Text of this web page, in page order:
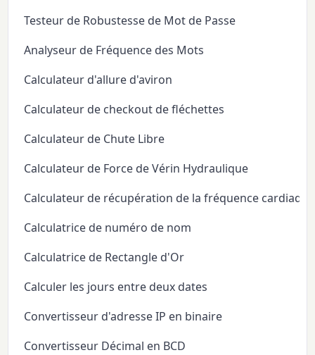
Testeur de Robustesse de Mot de Passe
Analyseur de Fréquence des Mots
Calculateur d'allure d'aviron
Calculateur de checkout de fléchettes
Calculateur de Chute Libre
Calculateur de Force de Vérin Hydraulique
Calculateur de récupération de la fréquence cardiaque
Calculatrice de numéro de nom
Calculatrice de Rectangle d'Or
Calculer les jours entre deux dates
Convertisseur d'adresse IP en binaire
Convertisseur Décimal en BCD